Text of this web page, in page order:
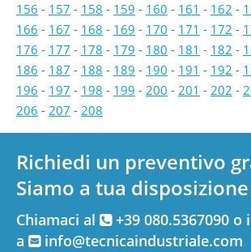
156 - 157 - 158 - 159 - 160 - 161 - 162 -
166 - 167 - 168 - 169 - 170 - 171 - 172 -
176 - 177 - 178 - 179 - 180 - 181 - 182 -
186 - 187 - 188 - 189 - 190 - 191 - 192 -
196 - 197 - 198 - 199 - 200 - 201 - 202 -
206 - 207 - 208
Richiedi un preventivo
Siamo a tua disposizione
Chiamaci al
+39 080.5367090 o
a
info@tecnicaindustriale.com